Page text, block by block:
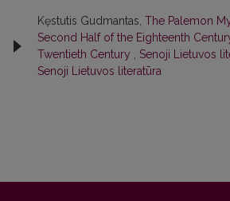
Kęstutis Gudmantas, The Palemon
Second Half of the Eighteenth
Twentieth Century , Senoji Lietuvos
Senoji Lietuvos literatūra